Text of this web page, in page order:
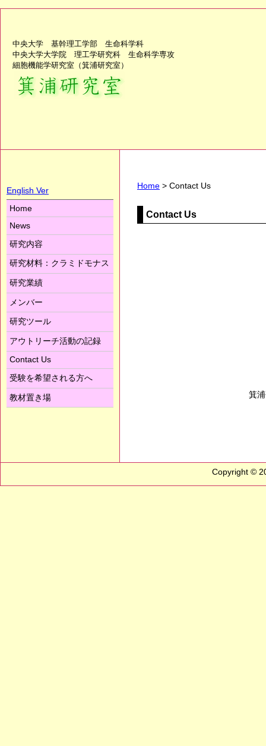
中央大学 基幹理工学部 生命科学科
中央大学大学院 理工学研究科 生命科学専攻
細胞機能学研究室（箕浦研究室）
Home > Contact Us
Contact Us
箕
English Ver
Home
News
研究内容
研究材料：クラミドモナス
研究業績
メンバー
研究ツール
アウトリーチ活動の記録
Contact Us
受験を希望される方へ
教材置き場
Copyright ©